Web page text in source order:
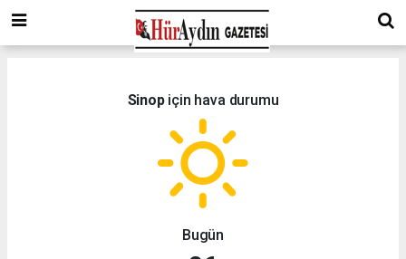
Sinopiçin hava durumu
Bugün